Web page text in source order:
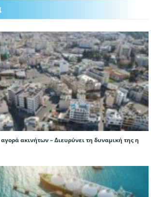
ακινήτων – Διευρύνει τη δυναμική της η